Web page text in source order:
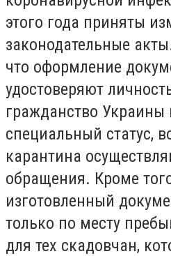
этого года приняты
законодательные
что оформление
удостоверяют
гражданство Украины
специальный статус,
карантина
обращения. Кроме
изготовленный
только по месту
для тех скадовчан,